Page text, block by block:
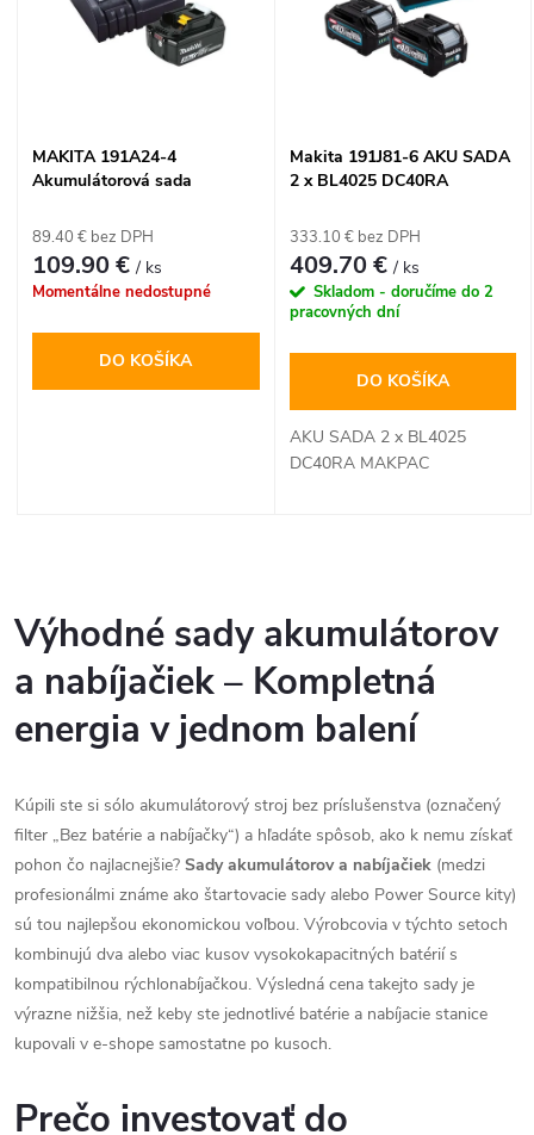
e
p
t
o
v
s
o
d
o
v
MAKITA 191A24-4
Akumulátorová sada
89.40 € bez DPH
109.90 €/ ks
Momentálne nedostupné
DO KOŠÍKA
Makita 191J81-6 AKU SADA
2 x BL4025 DC40RA
333.10 € bez DPH
409.70 €/ ks
Skladom - doručíme do 2
pracovných dní
DO KOŠÍKA
AKU SADA 2 x BL4025
DC40RA MAKPAC
v
l
á
a
c
i
e
p
r
v
Výhodné sady akumulátorov
a nabíjačiek – Kompletná
energia v jednom balení
Kúpili ste si sólo akumulátorový stroj bez príslušenstva (označený
filter „Bez batérie a nabíjačky“) a hľadáte spôsob, ako k nemu získať
pohon čo najlacnejšie? Sady akumulátorov a nabíjačiek (medzi
profesionálmi známe ako štartovacie sady alebo Power Source kity)
sú tou najlepšou ekonomickou voľbou. Výrobcovia v týchto setoch
kombinujú dva alebo viac kusov vysokokapacitných batérií s
kompatibilnou rýchlonabíjačkou. Výsledná cena takejto sady je
výrazne nižšia, než keby ste jednotlivé batérie a nabíjacie stanice
kupovali v e-shope samostatne po kusoch.
Prečo investovať do